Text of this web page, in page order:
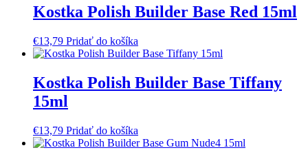
Kostka Polish Builder Base Red 15ml
€13,79 Pridať do košíka
Kostka Polish Builder Base Tiffany
15ml
€13,79 Pridať do košíka